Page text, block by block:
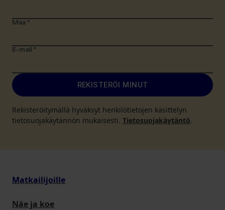
Maa *
E-mail *
REKISTERÖI MINUT
Rekisteröitymällä hyväksyt henkilötietojen käsittelyn
tietosuojakäytännön mukaisesti. Tietosuojakäytäntö.
Matkailijoille
Näe ja koe